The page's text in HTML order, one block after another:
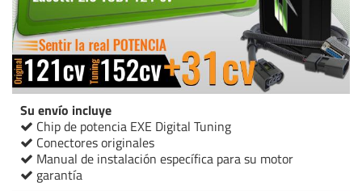
Su envío incluye
Chip de potencia EXE Digital Tuning
Conectores originales
Manual de instalación específica para su motor
garantía